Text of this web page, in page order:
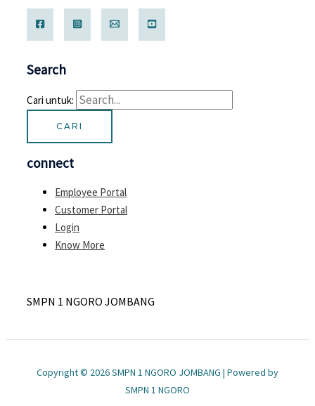
Search
Cari untuk:
connect
Employee Portal
Customer Portal
Login
Know More
SMPN 1 NGORO JOMBANG
Copyright © 2026 SMPN 1 NGORO JOMBANG | Powered by
SMPN 1 NGORO